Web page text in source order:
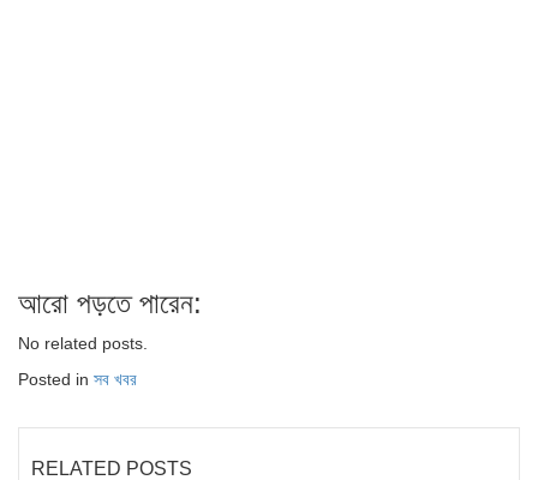
আরো পড়তে পারেন:
No related posts.
Posted in সব খবর
RELATED POSTS